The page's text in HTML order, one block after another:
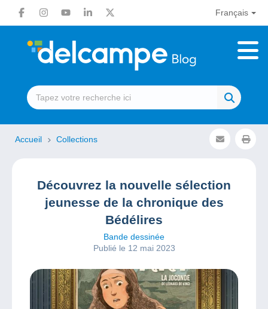
Français
Accueil Collections
Découvrez la nouvelle sélection
jeunesse de la chronique des
Bédélires
Bande dessinée
Publié le 12 mai 2023